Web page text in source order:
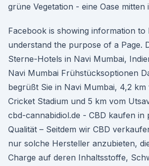
grüne Vegetation - eine Oase mitten
Facebook is showing information
understand the purpose of a Page.
Sterne-Hotels in Navi Mumbai,
Navi Mumbai Frühstücksoptionen
begrüßt Sie in Navi Mumbai, 4,2 km
Cricket Stadium und 5 km vom
cbd-cannabidiol.de - CBD kaufen in
Qualität – Seitdem wir CBD
nur solche Hersteller anzubieten,
Charge auf deren Inhaltsstoffe,